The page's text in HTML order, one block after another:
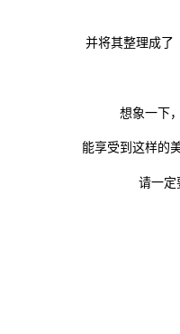
并将其整理成了
想象一下
能享受到这样的
请一定